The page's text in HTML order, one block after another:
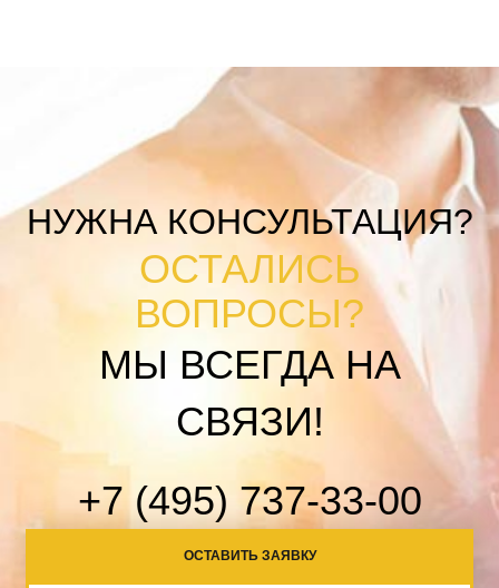
НУЖНА КОНСУЛЬТАЦИЯ?
ОСТАЛИСЬ
ВОПРОСЫ?
МЫ ВСЕГДА НА
СВЯЗИ!
+7 (495) 737-33-00
ОСТАВИТЬ ЗАЯВКУ